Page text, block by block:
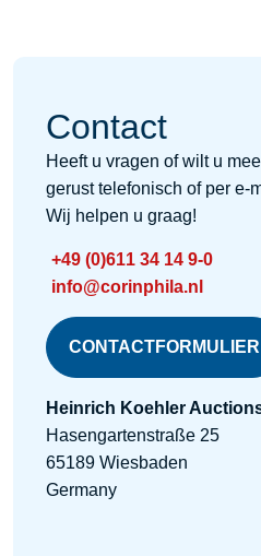
Contact
Heeft u vragen of wilt u
gerust telefonisch of per e-
Wij helpen u graag!
+49 (0)611 34 14 9-0
info@corinphila.nl
CONTACTFORMULIER
Heinrich Koehler
Hasengartenstraße 25
65189 Wiesbaden
Germany